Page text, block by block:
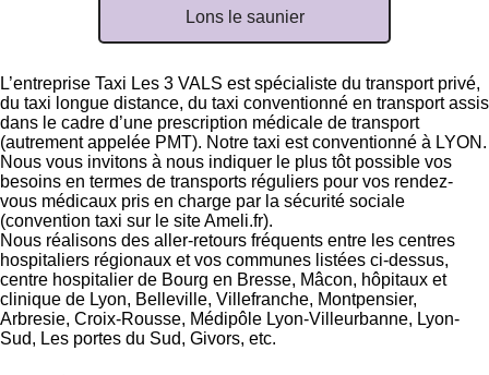
Lons le saunier
L’entreprise Taxi Les 3 VALS est spécialiste du transport privé,
du taxi longue distance, du taxi conventionné en transport assis
dans le cadre d’une prescription médicale de transport
(autrement appelée PMT). Notre taxi est conventionné à LYON.
Nous vous invitons à nous indiquer le plus tôt possible vos
besoins en termes de transports réguliers pour vos rendez-
vous médicaux pris en charge par la sécurité sociale
(convention taxi sur le site Ameli.fr).
Nous réalisons des aller-retours fréquents entre les centres
hospitaliers régionaux et vos communes listées ci-dessus,
centre hospitalier de Bourg en Bresse, Mâcon, hôpitaux et
clinique de Lyon, Belleville, Villefranche, Montpensier,
Arbresie, Croix-Rousse, Médipôle Lyon-Villeurbanne, Lyon-
Sud, Les portes du Sud, Givors, etc.